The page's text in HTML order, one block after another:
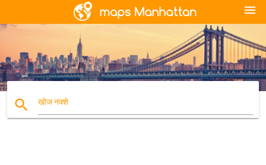
menu
search खोज नक्शे